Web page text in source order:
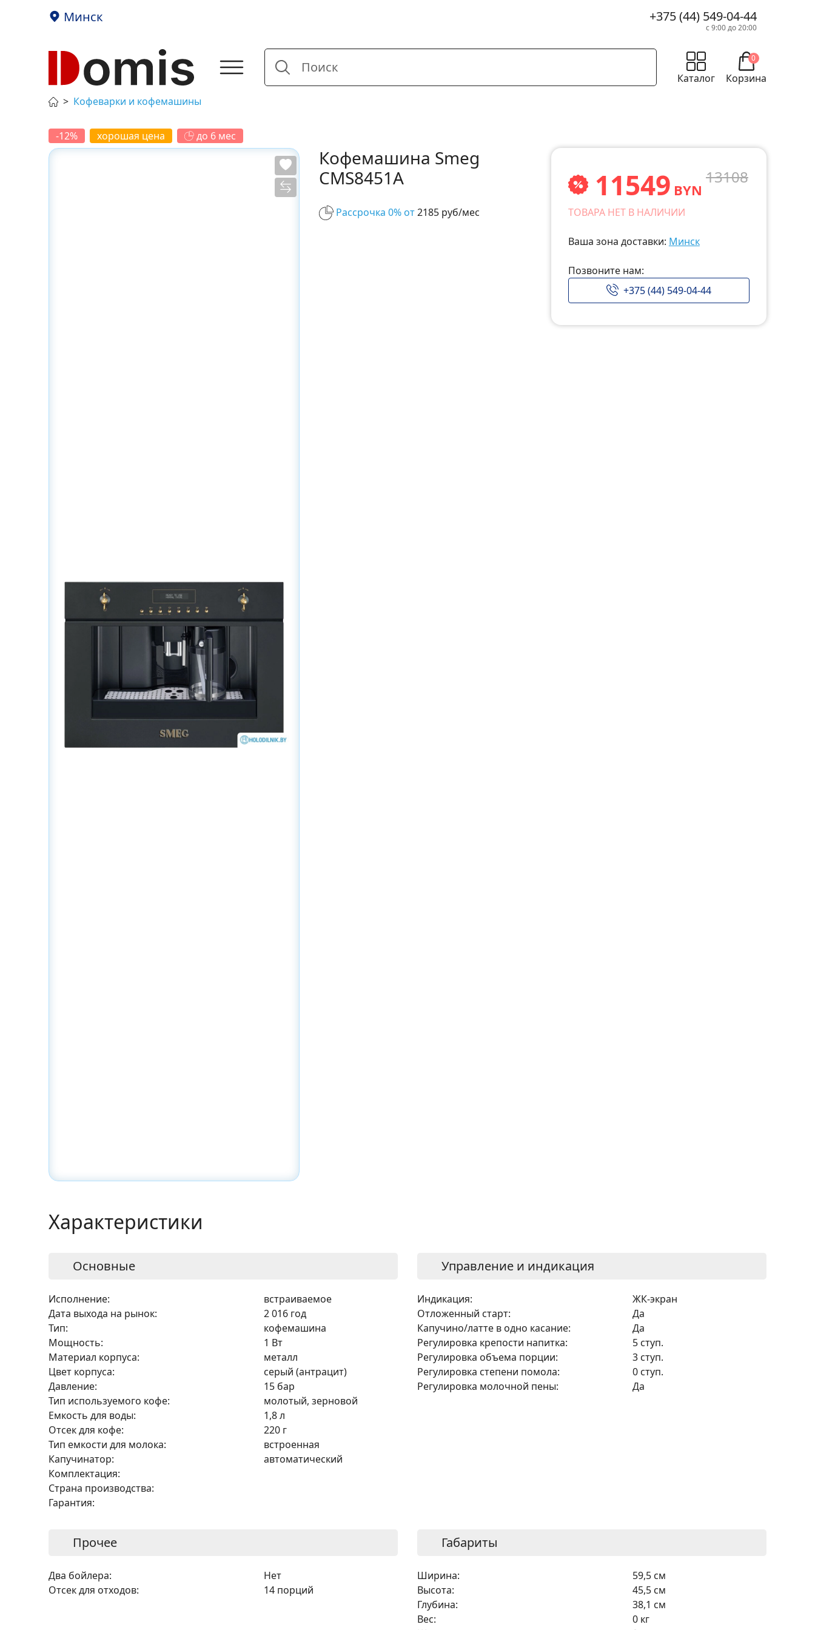
+375 (44) 549-04-44
с 9:00 до 20:00
Корзина
0
Минск
Каталог
Кофеварки и кофемашины
-12% хорошая цена до 6 мес
Кофемашина Smeg
CMS8451A
Рассрочка 0% от2185 руб/мес
11549 BYN
13108
ТОВАРА НЕТ В НАЛИЧИИ
Ваша зона доставки: Минск
Позвоните нам:
+375 (44) 549-04-44
Характеристики
Основные
Исполнение:
встраиваемое
Дата выхода на рынок:
2 016 год
Тип:
кофемашина
Мощность:
1 Вт
Материал корпуса:
металл
Цвет корпуса:
серый (антрацит)
Давление:
15 бар
Тип используемого кофе:
молотый, зерновой
Емкость для воды:
1,8 л
Отсек для кофе:
220 г
Тип емкости для молока:
встроенная
Капучинатор:
автоматический
Комплектация:
Страна производства:
Гарантия:
Управление и индикация
Индикация:
ЖК-экран
Отложенный старт:
Да
Капучино/латте в одно касание:
Да
Регулировка крепости напитка:
5 ступ.
Регулировка объема порции:
3 ступ.
Регулировка степени помола:
0 ступ.
Регулировка молочной пены:
Да
Прочее
Два бойлера:
Нет
Отсек для отходов:
14 порций
Габариты
Ширина:
59,5 см
Высота:
45,5 см
Глубина:
38,1 см
Вес:
0 кг